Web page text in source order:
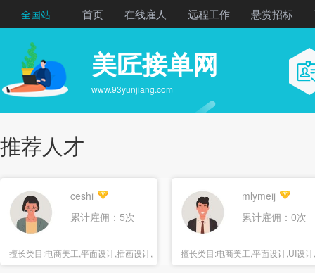
全国站 首页 在线雇人 远程工作 悬赏招标
美匠接单网
www.93yunjiang.com
推荐人才
ceshi
累计雇佣：5次
擅长类目:电商美工,平面设计,插画设计,
海报设计
mlymeij
累计雇佣：0次
擅长类目:电商美工,平面设计,UI设
报设计